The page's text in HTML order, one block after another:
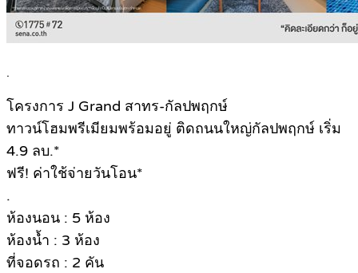
.
โครงการ J Grand สาทร-กัลปพฤกษ์
ทาวน์โฮมพรีเมียมพร้อมอยู่ ติดถนนใหญ่กัลปพฤกษ์ เริ่ม
4.9 ลบ.*
ฟรี! ค่าใช้จ่ายวันโอน*
.
ห้องนอน : 5 ห้อง
ห้องน้ำ : 3 ห้อง
ที่จอดรถ : 2 คัน